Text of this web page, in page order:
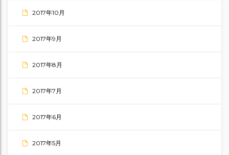
2017年10月
2017年9月
2017年8月
2017年7月
2017年6月
2017年5月